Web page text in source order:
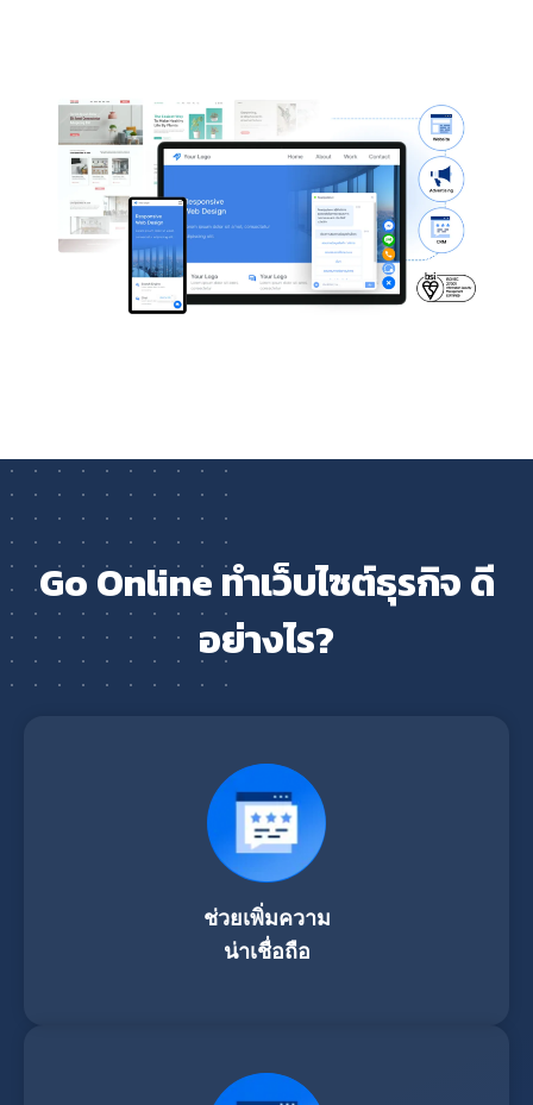
Go Online ทำเว็บไซต์ธุรกิจ ดี
อย่างไร?
ช่วยเพิ่มความ
น่าเชื่อถือ